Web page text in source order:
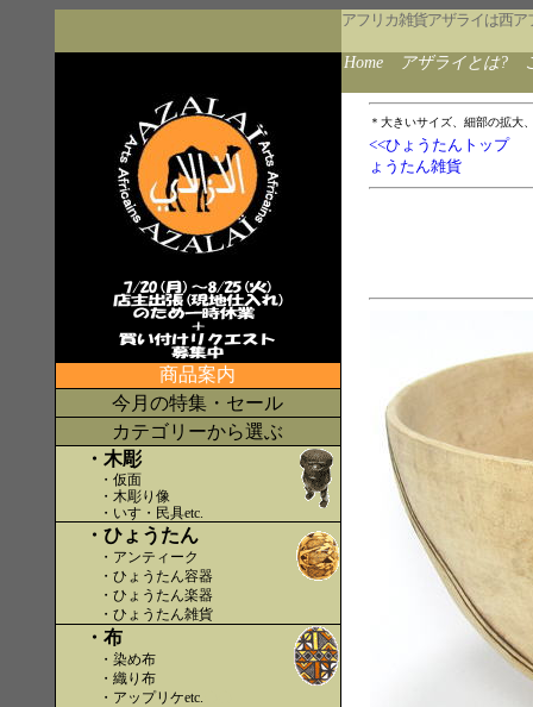
アフリカ雑貨アザライは西
Home アザライとは?
商品案内
今月の特集・セール
カテゴリーから選ぶ
・木彫
・仮面
・木彫り像
・いす・民具etc.
・ひょうたん
・アンティーク
・ひょうたん容器
・ひょうたん楽器
・ひょうたん雑貨
・布
・染め布
・織り布
・アップリケetc.
＊大きいサイズ、細部の拡大
<<ひょうたんトップ
ょうたん雑貨